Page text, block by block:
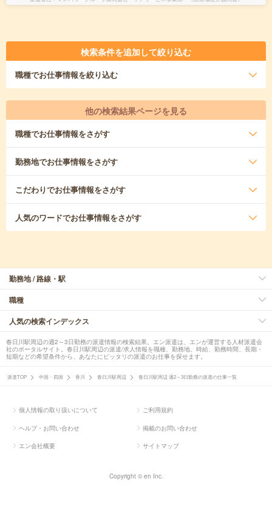
検索条件を追加して絞り込む
職種でお仕事情報を絞り込む
他の検索結果ページを見る
職種でお仕事情報をさがす
勤務地でお仕事情報をさがす
こだわりでお仕事情報をさがす
人気のワードでお仕事情報をさがす
勤務地 / 路線・駅
職種
人気の検索インデックス
春日川駅周辺の週2～3日勤務の派遣情報の検索結果。エン派遣は、エンが運営する人材派遣会
社のポータルサイト。春日川駅周辺の派遣/求人情報を職種、勤務地、時給、勤務時間、長期・
短期などの希望条件から、あなたにピッタリの派遣のお仕事を探せます。
派遣TOP 中国・四国 香川 春日川駅周辺 春日川駅周辺 週2～3日勤務の派遣の仕事一覧
個人情報の取り扱いについて ご利用規約
ヘルプ・お問い合わせ 掲載のお問い合わせ
エン会社概要 サイトマップ
Copyright © en Inc.